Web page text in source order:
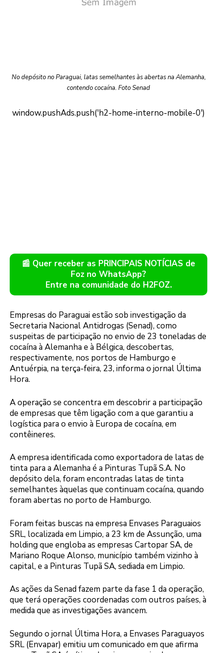
No depósito no Paraguai, latas semelhantes às abertas na Alemanha,
contendo cocaína. Foto Senad
📰 Quer receber as PRINCIPAIS NOTÍCIAS de
Foz no WhatsApp?
Entre na comunidade do H2FOZ.
Empresas do Paraguai estão sob investigação da
Secretaria Nacional Antidrogas (Senad), como
suspeitas de participação no envio de 23 toneladas de
cocaína à Alemanha e à Bélgica, descobertas,
respectivamente, nos portos de Hamburgo e
Antuérpia, na terça-feira, 23, informa o jornal Última
Hora.
A operação se concentra em descobrir a participação
de empresas que têm ligação com a que garantiu a
logística para o envio à Europa de cocaína, em
contêineres.
A empresa identificada como exportadora de latas de
tinta para a Alemanha é a Pinturas Tupã S.A. No
depósito dela, foram encontradas latas de tinta
semelhantes àquelas que continuam cocaína, quando
foram abertas no porto de Hamburgo.
Foram feitas buscas na empresa Envases Paraguaios
SRL, localizada em Limpio, a 23 km de Assunção, uma
holding que engloba as empresas Cartopar SA, de
Mariano Roque Alonso, município também vizinho à
capital, e a Pinturas Tupã SA, sediada em Limpio.
As ações da Senad fazem parte da fase 1 da operação,
que terá operações coordenadas com outros países, à
medida que as investigações avancem.
Segundo o jornal Última Hora, a Envases Paraguayos
SRL (Envapar) emitiu um comunicado em que afirma